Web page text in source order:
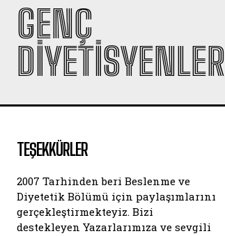
GENÇ
DIYETISYENLER
TEŞEKKÜRLER
2007 Tarhinden beri Beslenme ve
Diyetetik Bölümü için paylaşımlarını
gerçekleştirmekteyiz. Bizi
destekleyen Yazarlarımıza ve sevgili